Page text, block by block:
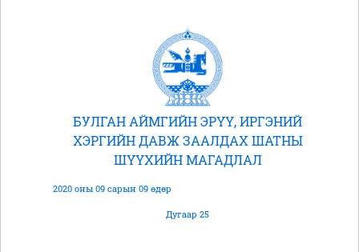
БУЛГАН АЙМГИЙН ЭРҮҮ, ИРГЭНИЙ
ХЭРГИЙН ДАВЖ ЗААЛДАХ ШАТНЫ
ШҮҮХИЙН МАГАДЛАЛ
2020 оны 09 сарын 09 өдөр
Дугаар 25